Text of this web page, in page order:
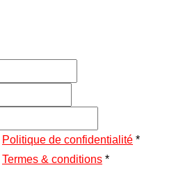
Politique de confidentialité *
Termes & conditions *